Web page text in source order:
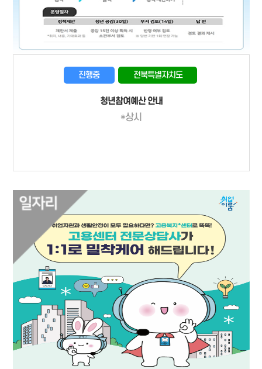
진행중 전북특별자치도
청년참여예산 안내
*상시